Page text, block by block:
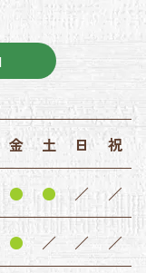
金 土 日 祝
● ● ／ ／
● ／ ／ ／